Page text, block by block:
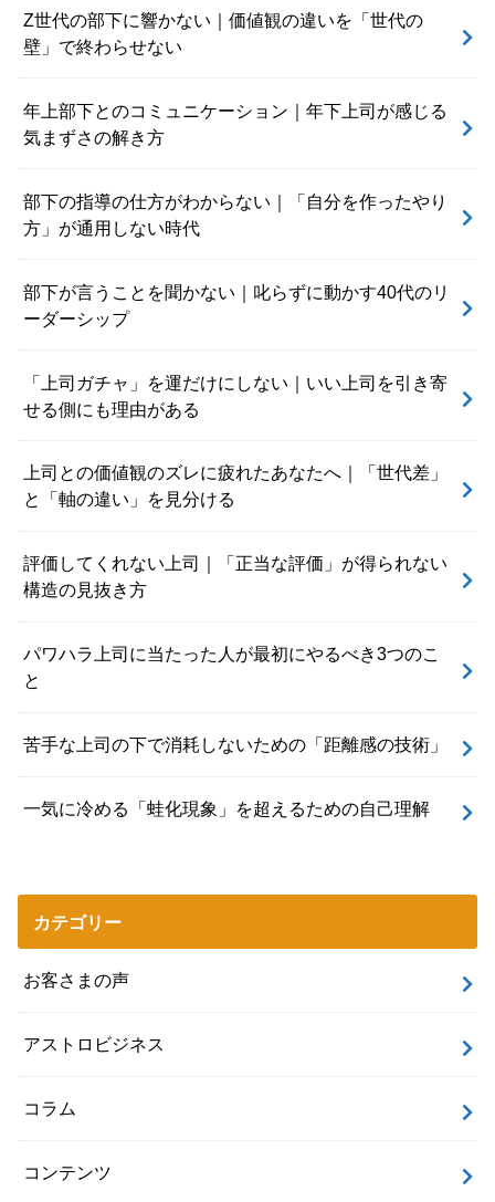
Z世代の部下に響かない｜価値観の違いを「世代の
壁」で終わらせない
年上部下とのコミュニケーション｜年下上司が感じる
気まずさの解き方
部下の指導の仕方がわからない｜「自分を作ったやり
方」が通用しない時代
部下が言うことを聞かない｜叱らずに動かす40代のリ
ーダーシップ
「上司ガチャ」を運だけにしない｜いい上司を引き寄
せる側にも理由がある
上司との価値観のズレに疲れたあなたへ｜「世代差」
と「軸の違い」を見分ける
評価してくれない上司｜「正当な評価」が得られない
構造の見抜き方
パワハラ上司に当たった人が最初にやるべき3つのこ
と
苦手な上司の下で消耗しないための「距離感の技術」
一気に冷める「蛙化現象」を超えるための自己理解
カテゴリー
お客さまの声
アストロビジネス
コラム
コンテンツ